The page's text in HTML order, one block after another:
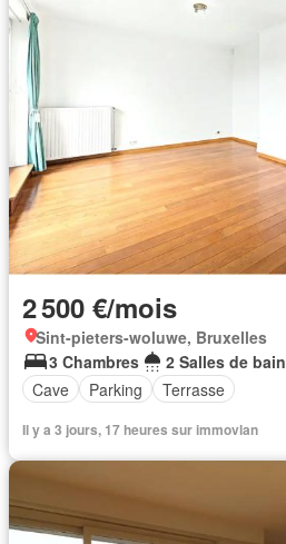
2 500 €/mois
Sint-pieters-woluwe, Bruxelles
3 Chambres
2 Salles de bain
Cave
Parking Terrasse
Il y a 3 jours, 17 heures sur immovlan